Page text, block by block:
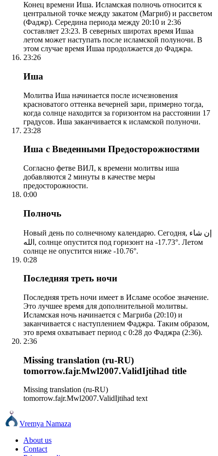
Конец времени Иша. Исламская полночь относится к
центральной точке между закатом (Магриб) и рассветом
(Фаджр). Середина периода между 20:10 и 2:36
составляет 23:23. В северных широтах время Ишаа
летом может наступать после исламской полуночи. В
этом случае время Ишаа продолжается до Фаджра.
23:26
Иша
Молитва Иша начинается после исчезновения
красноватого оттенка вечерней зари, примерно тогда,
когда солнце находится за горизонтом на расстоянии 17
градусов. Иша заканчивается к исламской полуночи.
23:28
Иша с Введенными Предосторожностями
Согласно фетве ВИЛ, к времени молитвы иша
добавляются 2 минуты в качестве меры
предосторожности.
0:00
Полночь
Новый день по солнечному календарю. Сегодня, إن شاء
الله, солнце опустится под горизонт на -17.73°. Летом
солнце не опустится ниже -10.76°.
0:28
Последняя треть ночи
Последняя треть ночи имеет в Исламе особое значение.
Это лучшее время для дополнительной молитвы.
Исламская ночь начинается с Магриба (20:10) и
заканчивается с наступлением Фаджра. Таким образом,
это время охватывает период с 0:28 до Фаджра (2:36).
2:36
Missing translation (ru-RU)
tomorrow.fajr.Mwl2007.ValidIjtihad title
Missing translation (ru-RU)
tomorrow.fajr.Mwl2007.ValidIjtihad text
Vremya Namaza
About us
Contact